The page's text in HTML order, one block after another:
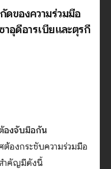
ดของความร่วมมือ
าอุดีอารเบียและตุรกี
ต้องจับมือกัน
องกระชับความร่วมมือ
ำคัญมีดังนี้